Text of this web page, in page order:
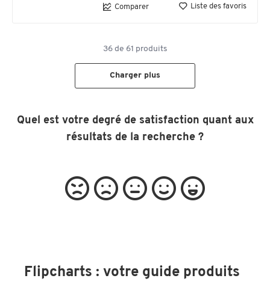
Comparer Liste des favoris
36de 61 produits
Charger plus
Quel est votre degré de satisfaction quant aux
résultats de la recherche ?
Flipcharts : votre guide produits